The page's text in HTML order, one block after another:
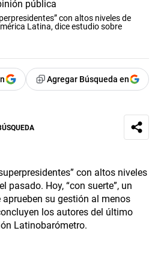
con altos niveles de
Latina, dice estudio sobre
Agregar Búsqueda en
con altos niveles
pasado. Hoy, “con suerte”, un
su gestión al menos
los autores del último
Latinobarómetro.